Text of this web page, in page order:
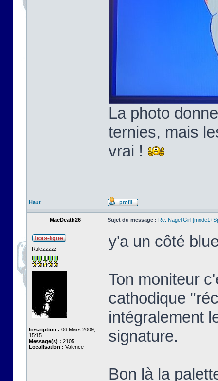
La photo
ternies, mais
vrai !
Haut
MacDeath26 Sujet du message : Re: Nagel Girl
Rulezzzzz
Inscription : 06 Mars 2009,
15:15
Message(s) : 2105
Localisation : Valence
y'a un côté
Ton moniteur
cathodique
intégralement
signature.
Bon là la